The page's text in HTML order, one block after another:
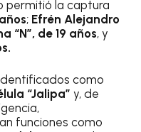
permitió la captura
; Efrén Alejandro
“N”, de 19 años, y
como
“Jalipa” y, de
funciones como